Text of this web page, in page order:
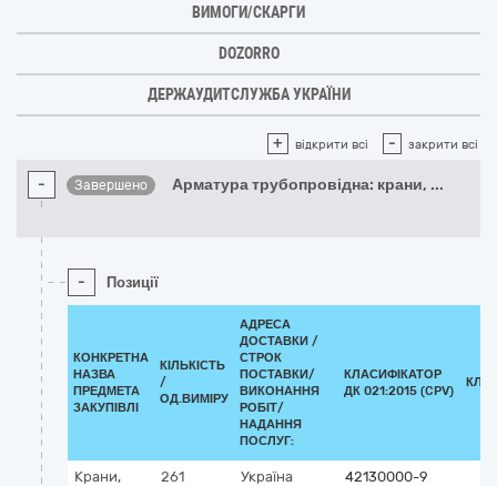
ВИМОГИ/СКАРГИ
DOZORRO
ДЕРЖАУДИТСЛУЖБА УКРАЇНИ
+ відкрити всі - закрити всі
- Завершено Арматура трубопровідна: крани, ...
- Позиції
КОНКРЕТНА
НАЗВА
ПРЕДМЕТА
ЗАКУПІВЛІ
КІЛЬКІСТЬ
/
ОД.ВИМІРУ
АДРЕСА
ДОСТАВКИ /
СТРОК
ПОСТАВКИ/
ВИКОНАННЯ
РОБІТ/
НАДАННЯ
ПОСЛУГ:
КЛАСИФІКАТОР
ДК 021:2015 (CPV)
Крани,
261
Україна
42130000-9